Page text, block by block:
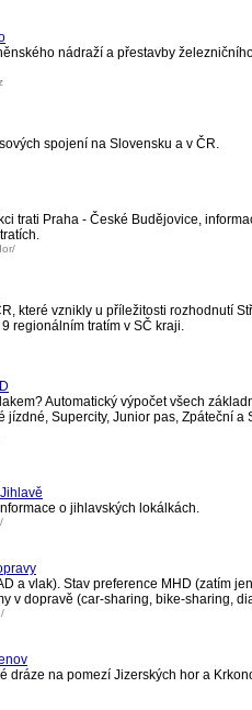
nádraží a přestavby
spojení na Slovensku a v ČR.
trati Praha - České Budějovice,
které vznikly u příležitosti rozhodnutí
regionálním tratím v SČ kraji.
Automatický výpočet všech
jízdné, Supercity, Junior pas, Zpáteční a
o jihlavských lokálkách.
a vlak). Stav preference MHD (zatím
v dopravě (car-sharing, bike-sharing,
dráze na pomezí Jizerských hor a